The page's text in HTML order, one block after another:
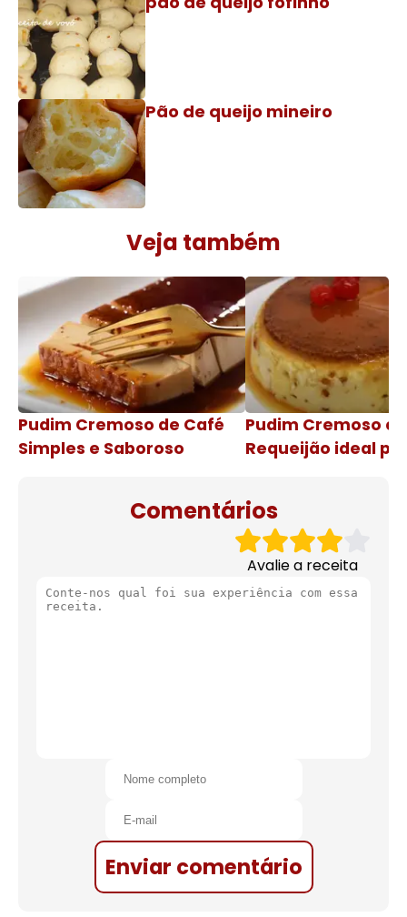
Pão de queijo mineiro
Veja também
Pudim Cremoso de Café
Simples e Saboroso
Pudim Cremoso
Requeijão ideal
Comentários
Avalie a receita
Enviar comentário